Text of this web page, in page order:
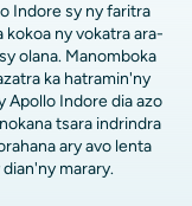
Indore sy ny faritra
kokoa ny vokatra ara-
olana. Manomboka
ka hatramin'ny
Apollo Indore dia azo
tsara indrindra
ary avo lenta
marary.